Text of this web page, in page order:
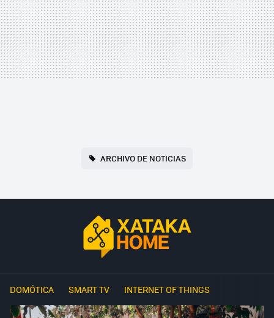
ARCHIVO DE NOTICIAS
DOMÓTICA SMART TV INTERNET OF THINGS